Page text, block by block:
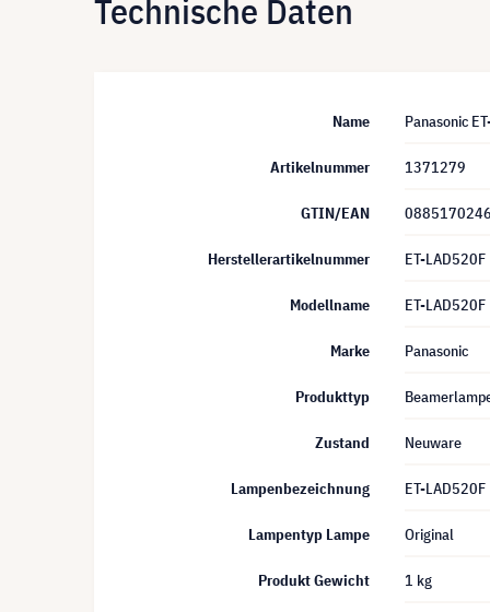
Technische Daten
Name Panasonic
Artikelnummer 1371279
GTIN/EAN
Herstellerartikelnummer ET-LAD520F
Modellname ET-LAD520F
Marke Panasonic
Produkttyp
Zustand Neuware
Lampenbezeichnung ET-LAD520F
Lampentyp Lampe Original
Produkt Gewicht 1 kg